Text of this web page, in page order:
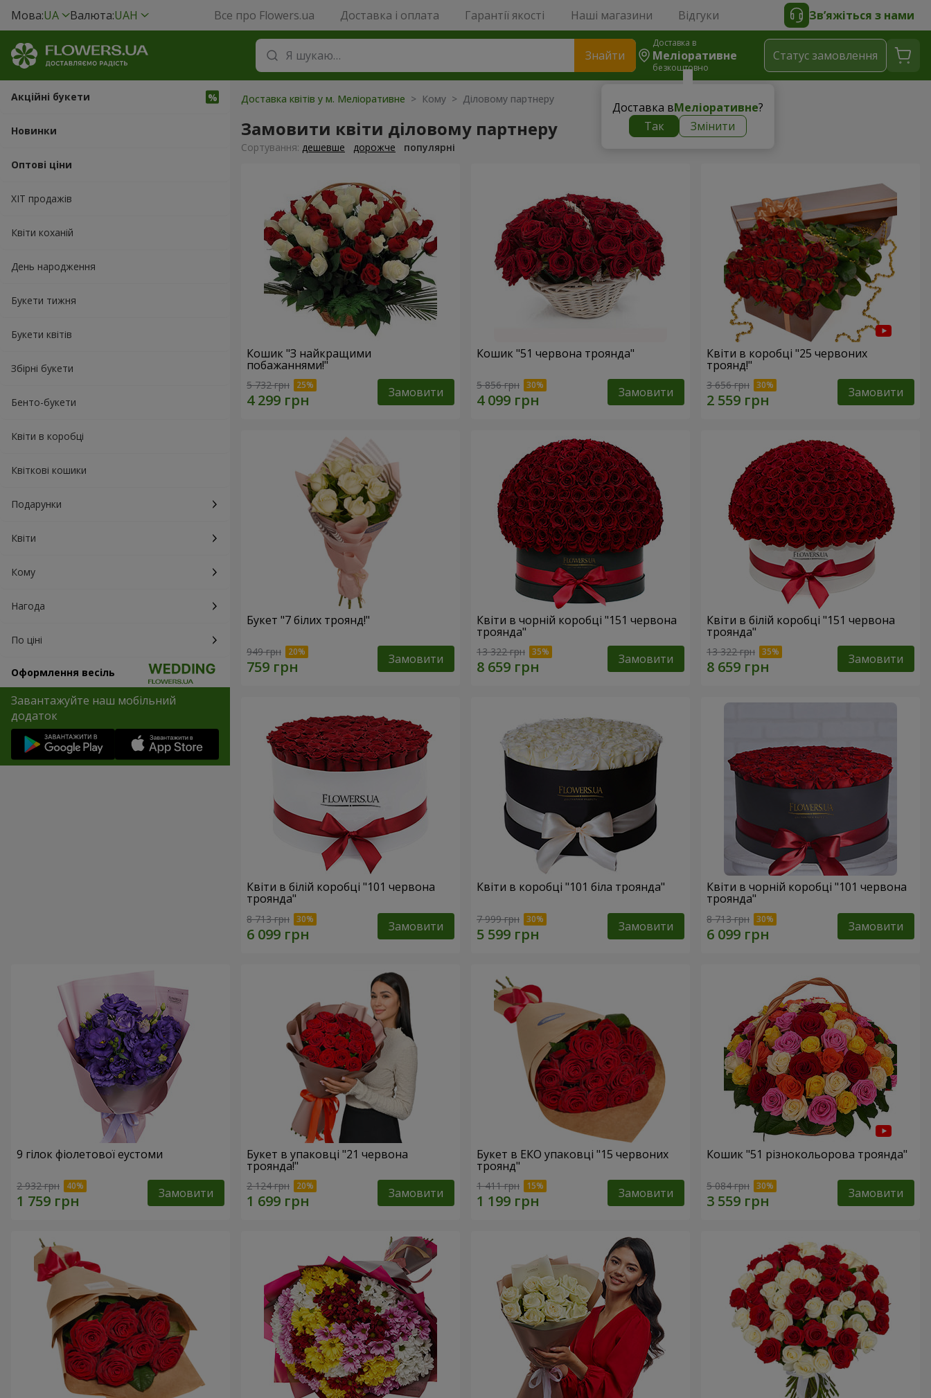
Мова:UA Валюта:UAH Все про Flowers.ua Доставка і оплата Гарантії якості Наші магазини Відгуки Зв’яжіться з нами
Знайти
Доставка в
Меліоративне
безкоштовно
Доставка вМеліоративне?
Так
Змінити
Статус замовлення
Акційні букети
Новинки
Оптові ціни
ХІТ продажів
Квіти коханій
День народження
Букети тижня
Букети квітів
Збірні букети
Бенто-букети
Квіти в коробці
Квіткові кошики
Подарунки
Квіти
Кому
Нагода
По ціні
Оформлення весіль
Завантажуйте наш мобільний
додаток
Доставка квітів у м. Меліоративне > Кому > Діловому партнеру
Замовити квіти діловому партнеру
Сортування: дешевше дорожче популярні
Кошик "З найкращими
побажаннями!"
5 732 грн Замовити
Кошик "51 червона троянда"
5 856 грн Замовити
Квіти в коробці "25 червоних
троянд!"
3 656 грн Замовити
Букет "7 білих троянд!"
949 грн Замовити
Квіти в чорній коробці "151 червона
троянда"
13 322 грн Замовити
Квіти в білій коробці "151 червона
троянда"
13 322 грн Замовити
Квіти в білій коробці "101 червона
троянда"
8 713 грн Замовити
Квіти в коробці "101 біла троянда"
7 999 грн Замовити
Квіти в чорній коробці "101 червона
троянда"
8 713 грн Замовити
9 гілок фіолетової еустоми
2 932 грн Замовити
Букет в упаковці "21 червона
троянда!"
2 124 грн Замовити
Букет в ЕКО упаковці "15 червоних
троянд"
1 411 грн Замовити
Кошик "51 різнокольорова троянда"
5 084 грн Замовити